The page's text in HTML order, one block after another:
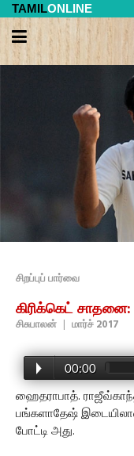
TAMILONLINE
சிறப்புப் பார்வை
கிரிக்கெட்
சிசுபாலன் | மார்ச் 2017
00:00
ஹைதராபாத்.
பங்களாதேஷ்
போட்டி அது.